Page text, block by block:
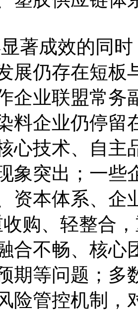
著成效的同时
展仍存在短板
企业联盟常务
料企业仍停留
心技术、自主
象突出；一些
资本体系、企
购、轻整合
合不畅、核心
期等问题；多
险管控机制，